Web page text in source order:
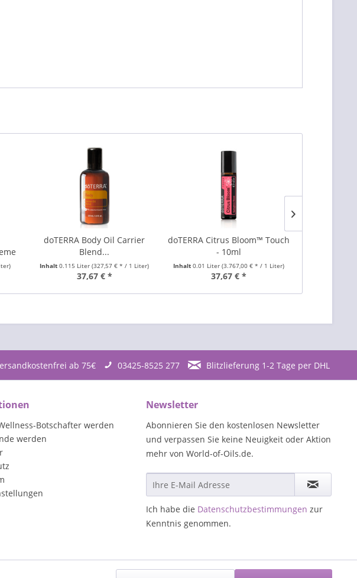
doTERRA Body Oil Carrier
Blend...
Inhalt0.115 Liter(327,57 € * / 1 Liter)
37,67 € *
doTERRA Citrus Bloom™ Touch
- 10ml
Inhalt0.01 Liter(3.767,00 € * / 1 Liter)
37,67 € *
ab 75€ 03425-8525 277 Blitzlieferung 1-2 Tage per DHL
Botschafter werden
werden
Newsletter
Abonnieren Sie den kostenlosen Newsletter
und verpassen Sie keine Neuigkeit oder Aktion
mehr von World-of-Oils.de.
Ich habe die Datenschutzbestimmungen zur
Kenntnis genommen.